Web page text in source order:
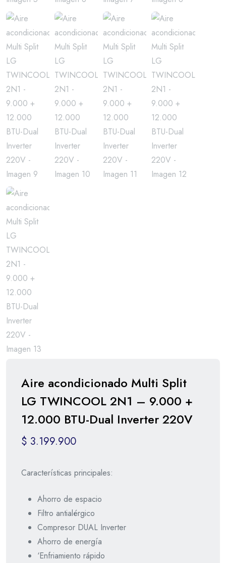
Aire acondicionado Multi Split
LG TWINCOOL 2N1 – 9.000 +
12.000 BTU-Dual Inverter 220V
$ 3.199.900
Características principales:
Ahorro de espacio
Filtro antialérgico
Compresor DUAL Inverter
Ahorro de energía
‘Enfriamiento rápido